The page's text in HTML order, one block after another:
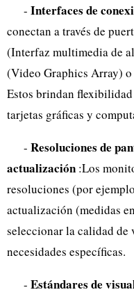
- Interfaces de
conectan a través de
(Interfaz multimedia de
(Video Graphics Array)
Estos brindan
tarjetas gráficas y
- Resoluciones de
actualización :Los
resoluciones (por
actualización (medidas
seleccionar la calidad de
necesidades específicas.
- Estándares de